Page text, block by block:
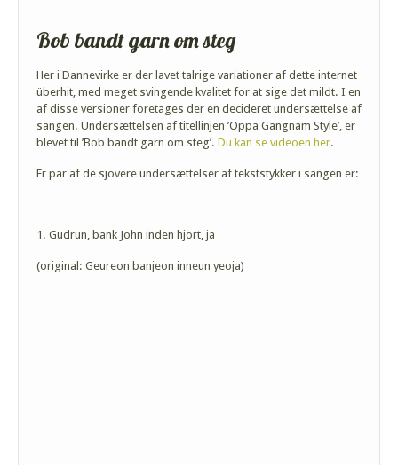
Bob bandt garn om steg
Her i Dannevirke er der lavet talrige variationer af dette internet
überhit, med meget svingende kvalitet for at sige det mildt. I en
af disse versioner foretages der en decideret undersættelse af
sangen. Undersættelsen af titellinjen ’Oppa Gangnam Style’, er
blevet til ’Bob bandt garn om steg’. Du kan se videoen her.
Er par af de sjovere undersættelser af tekststykker i sangen er:
1. Gudrun, bank John inden hjort, ja
(original: Geureon banjeon inneun yeoja)